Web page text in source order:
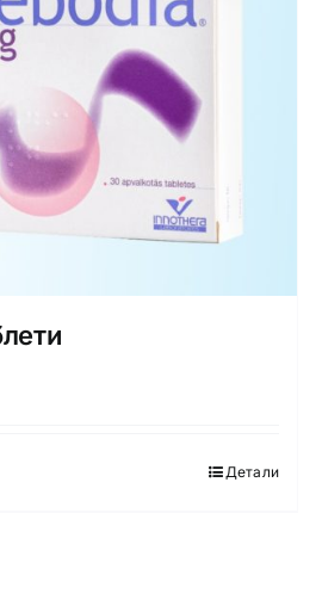
Детали